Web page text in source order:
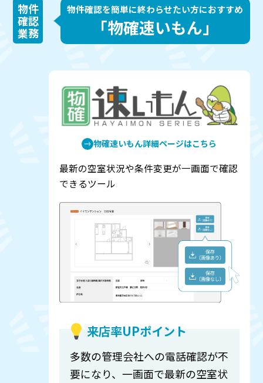
物件
確認
業務
物件確認を簡単に終わらせたい方におすすめ
「物確速いもん」
物確速いもん詳細ページはこちら
最新の空室状況や条件変更が一画面で確認
できるツール
来店率UPポイント
多数の管理会社への電話確認が不
要になり、一画面で最新の空室状